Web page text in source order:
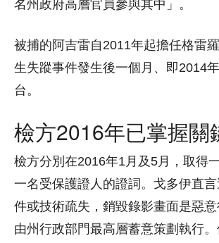
名州政府高層官員參與其中」。
被捕的阿吉雷自2011年起擔任格雷
生失蹤事件發生後一個月、即2014
台。
檢方2016年已掌握關
檢方分別在2016年1月及5月，取得
一名受保護證人的證詞。戈多伊直
件或技術疏失，銷毀錄影畫面是惡意
由州行政部門最高層蓄意策劃執行